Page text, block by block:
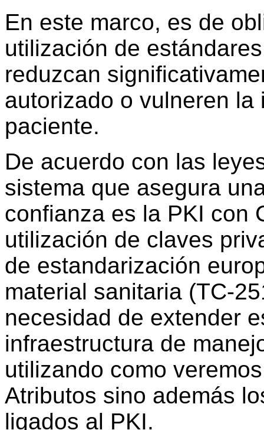
En este marco, es de
utilización de
reduzcan
autorizado o vulneren
paciente.
De acuerdo con las
sistema que asegura
confianza es la PKI con
utilización de claves
de estandarización
material sanitaria (TC-
necesidad de extender
infraestructura de
utilizando como
Atributos sino además
ligados al PKI.